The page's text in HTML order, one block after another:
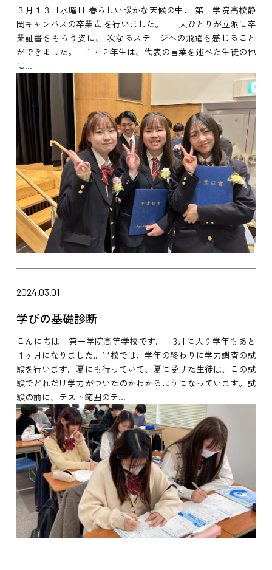
３月１３日水曜日 春らしい暖かな天候の中、 第一学院高校静
岡キャンパスの卒業式 を行いました。 一人ひとりが立派に卒
業証書をもらう姿に、 次なるステージへの飛躍を感じること
ができました。 １・２年生は、代表の言葉を述べた生徒の他
に...
2024.03.01
学びの基礎診断
こんにちは 第一学院高等学校です。 3月に入り学年もあと
１ヶ月になりました。当校では、学年の終わりに学力調査の試
験を行います。夏にも行っていて、夏に受けた生徒は、この試
験でどれだけ学力がついたのかわかるようになっています。試
験の前に、テスト範囲のテ...